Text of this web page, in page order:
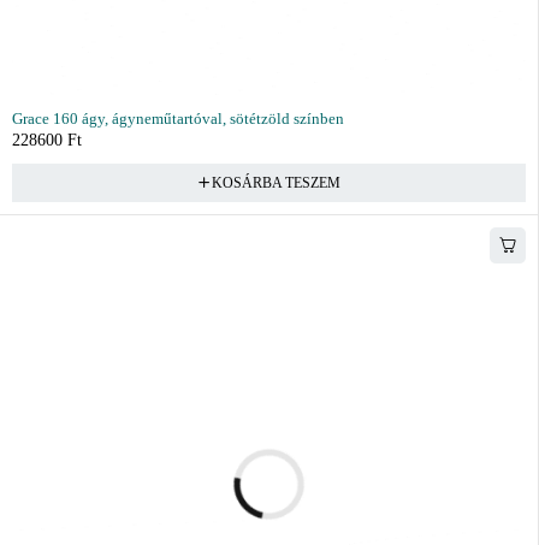
Grace 160 ágy, ágyneműtartóval, sötétzöld színben
228600 Ft
KOSÁRBA TESZEM